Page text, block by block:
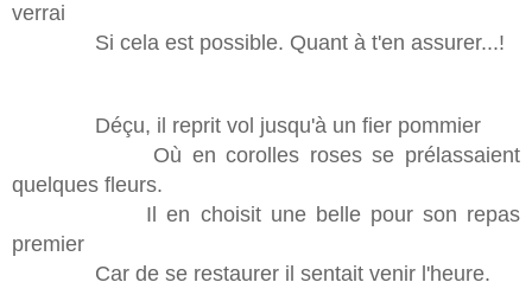
verrai
Si cela est possible. Quant à t'en assurer...!
Déçu, il reprit vol jusqu'à un fier pommier
Où en corolles roses se prélassaient
quelques fleurs.
Il en choisit une belle pour son repas
premier
Car de se restaurer il sentait venir l'heure.